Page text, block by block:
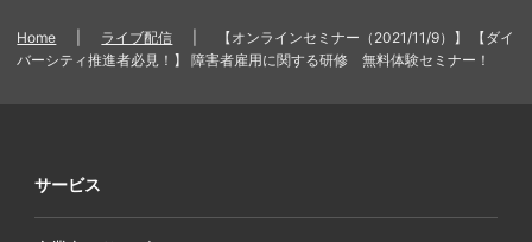
Home ライブ配信
【オンラインセミナー（2021/11/9）】 【ダイ
バーシティ推進者必見！】 障害者雇用に関する研修 無料体験セミナー！
サービス